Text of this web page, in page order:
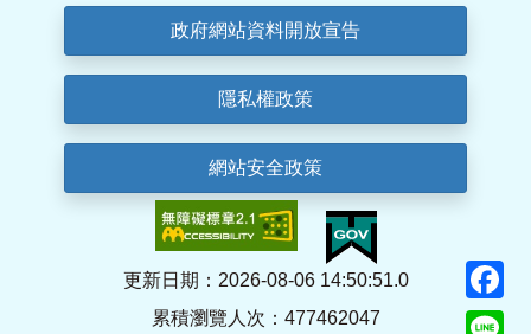
政府網站資料開放宣告
隱私權政策
網站安全政策
更新日期：2026-08-06 14:50:51.0
累積瀏覽人次：477462047